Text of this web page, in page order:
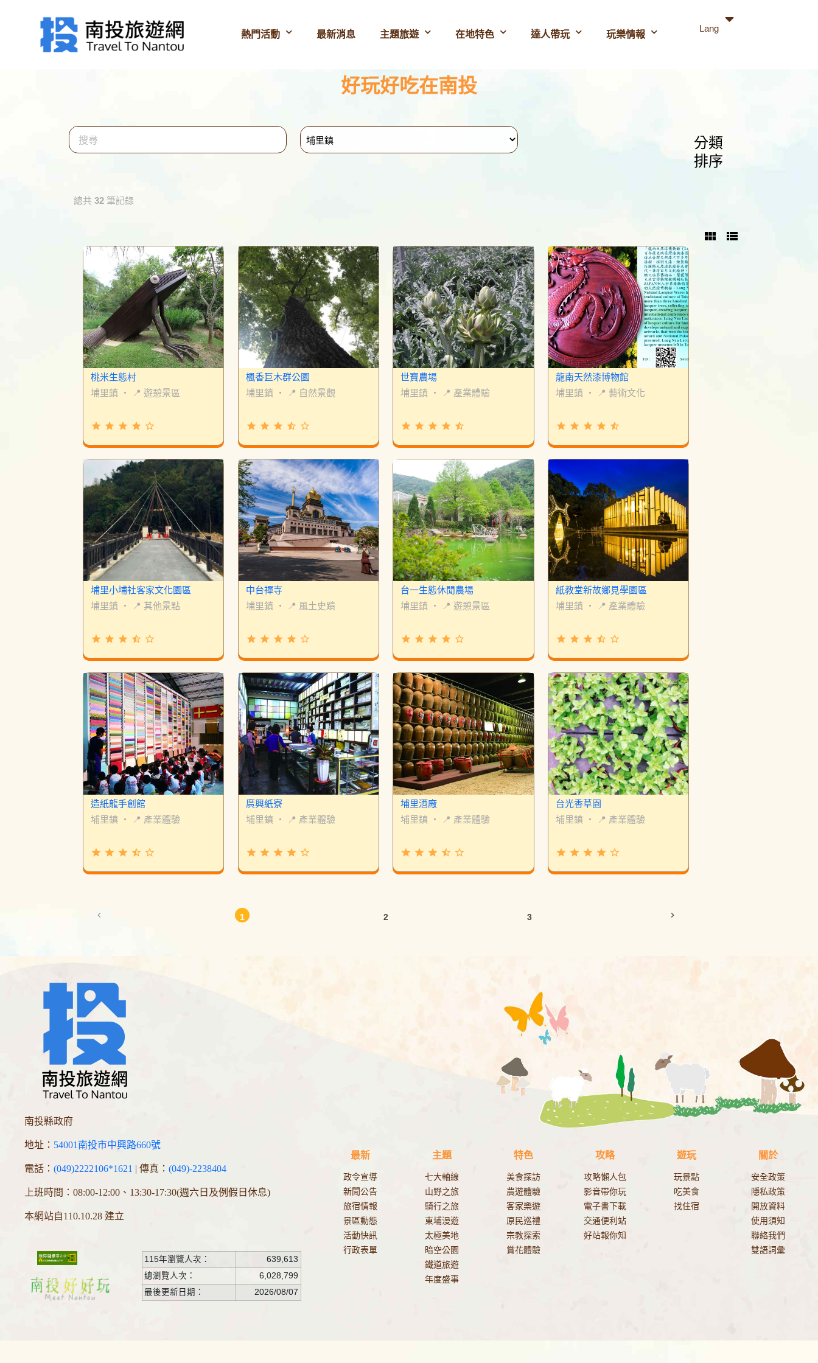
熱門活動 最新消息 主題旅遊 在地特色 達人帶玩 玩樂情報
Lang
好玩好吃在南投
分類
排序
總共 32 筆記錄
view_module view_list
桃米生態村
埔里鎮 ・ 📍 遊憩景區
grade grade grade grade star_border
楓香巨木群公園
埔里鎮 ・ 📍 自然景觀
grade grade grade star_half star_border
世寶農場
埔里鎮 ・ 📍 產業體驗
grade grade grade grade star_half
龍南天然漆博物館
埔里鎮 ・ 📍 藝術文化
grade grade grade grade star_half
埔里小埔社客家文化園區
埔里鎮 ・ 📍 其他景點
grade grade grade star_half star_border
中台禪寺
埔里鎮 ・ 📍 風土史蹟
grade grade grade grade star_border
台一生態休閒農場
埔里鎮 ・ 📍 遊憩景區
grade grade grade grade star_border
紙教堂新故鄉見學園區
埔里鎮 ・ 📍 產業體驗
grade grade grade star_half star_border
造紙龍手創館
埔里鎮 ・ 📍 產業體驗
grade grade grade star_half star_border
廣興紙寮
埔里鎮 ・ 📍 產業體驗
grade grade grade grade star_border
埔里酒廠
埔里鎮 ・ 📍 產業體驗
grade grade grade star_half star_border
台光香草園
埔里鎮 ・ 📍 產業體驗
grade grade grade grade star_border
chevron_left 1 2 3 chevron_right
南投縣政府
地址： 54001南投市中興路660號
電話： (049)2222106*1621 | 傳真： (049)-2238404
上班時間：08:00-12:00、13:30-17:30(週六日及例假日休息)
本網站自110.10.28 建立
115年瀏覽人次：
639,613
總瀏覽人次：
6,028,799
最後更新日期：
2026/08/07
最新
政令宣導
新聞公告
旅宿情報
景區動態
活動快訊
行政表單
主題
七大軸線
山野之旅
騎行之旅
東埔漫遊
太極美地
暗空公園
鐵道旅遊
年度盛事
特色
美食探訪
農遊體驗
客家樂遊
原民巡禮
宗教探索
賞花體驗
攻略
攻略懶人包
影音帶你玩
電子書下載
交通便利站
好站報你知
遊玩
玩景點
吃美食
找住宿
關於
安全政策
隱私政策
開放資料
使用須知
聯絡我們
雙語詞彙